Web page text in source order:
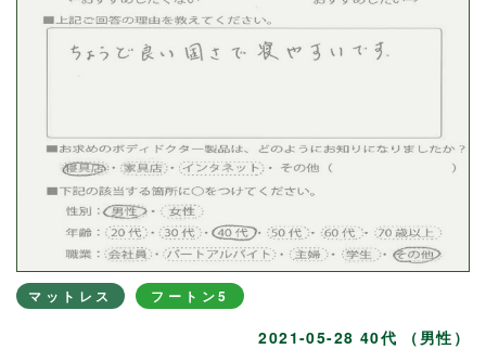
マットレス フートン5
2021-05-28 40代 （男性）